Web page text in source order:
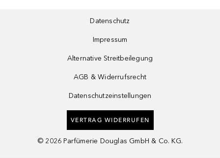
Datenschutz
Impressum
Alternative Streitbeilegung
AGB & Widerrufsrecht
Datenschutzeinstellungen
VERTRAG WIDERRUFEN
© 2026 Parfümerie Douglas GmbH & Co. KG.